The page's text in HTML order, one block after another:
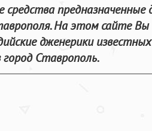
средства предназначенные
На этом сайте
дженерики
Ставрополь.